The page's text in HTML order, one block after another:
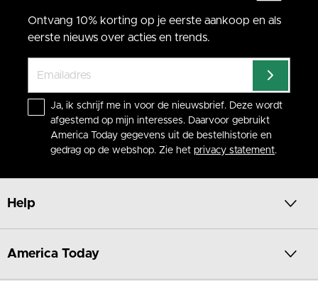
Ontvang 10% korting op je eerste aankoop en als
eerste nieuws over acties en trends.
Ja, ik schrijf me in voor de nieuwsbrief. Deze wordt
afgestemd op mijn interesses. Daarvoor gebruikt
America Today gegevens uit de bestelhistorie en
gedrag op de webshop. Zie het privacy statement.
Help
America Today